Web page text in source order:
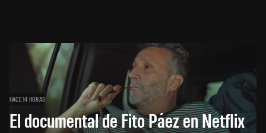
HACE 14 HORAS
El documental de Fito Páez en Netflix